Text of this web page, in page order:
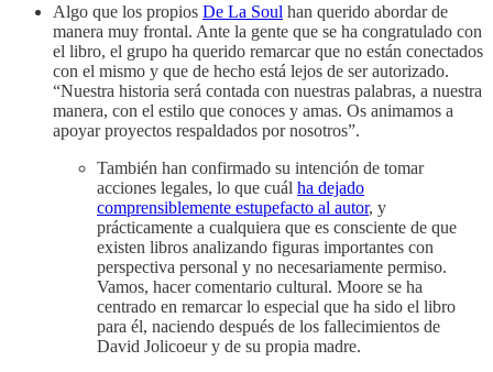
Algo que los propios De La Soul han querido abordar de
manera muy frontal. Ante la gente que se ha congratulado con
el libro, el grupo ha querido remarcar que no están conectados
con el mismo y que de hecho está lejos de ser autorizado.
“Nuestra historia será contada con nuestras palabras, a nuestra
manera, con el estilo que conoces y amas. Os animamos a
apoyar proyectos respaldados por nosotros”.
También han confirmado su intención de tomar
acciones legales, lo que cuál ha dejado
comprensiblemente estupefacto al autor, y
prácticamente a cualquiera que es consciente de que
existen libros analizando figuras importantes con
perspectiva personal y no necesariamente permiso.
Vamos, hacer comentario cultural. Moore se ha
centrado en remarcar lo especial que ha sido el libro
para él, naciendo después de los fallecimientos de
David Jolicoeur y de su propia madre.